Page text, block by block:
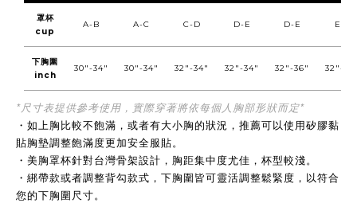
罩杯
cup
A-B A-C C-D D-E D-E E-F
下胸圍
inch
30"-34" 30"-34" 32"-34" 32"-34" 32"-36" 32"-
*尺寸表提供參考使用，實際穿著將依每個人胸部形狀而定*
・ 如上胸比較不飽滿，或者有大小胸的狀況，推薦可以使用矽膠黏
貼胸墊調整飽滿度更加安全服貼。
・ 美胸罩杯針對台灣骨架設計，胸距集中度尤佳，杯型較淺。
・ 綁帶款或者調整背勾款式，下胸圍皆可靈活調整鬆緊度，以符合
您的下胸圍尺寸。